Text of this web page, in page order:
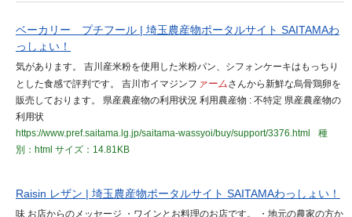
ベーカリー プチフール | 埼玉農産物ポータルサイト SAITAMAわ
っしょい！
気があります。 吉川産米粉を使用した米粉パン、シフォンケーキはもっちり
とした食感で評判です。 吉川市イマジンフ ァームさんから新鮮な烏骨鶏卵を
販売しております。 県産農産物の利用状況 利用農産物 : 不特定 県産農産物の
利用状
https://www.pref.saitama.lg.jp/saitama-wassyoi/buy/support/3376.html
種
別：html サイズ：14.81KB
Raisin レザン | 埼玉農産物ポータルサイト SAITAMAわっしょい！
味 お店からのメッセージ ・ワインとお料理のお店です。 ・地元の農家の方か